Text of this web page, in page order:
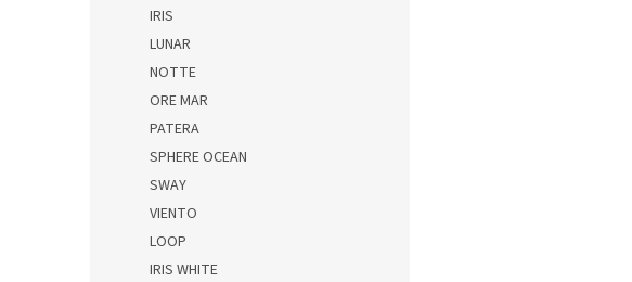
IRIS
LUNAR
NOTTE
ORE MAR
PATERA
SPHERE OCEAN
SWAY
VIENTO
LOOP
IRIS WHITE